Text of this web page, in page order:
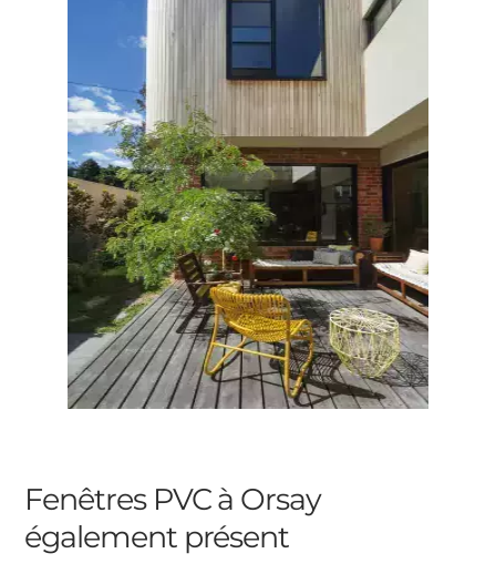
Fenêtres PVC à Orsay
également présent